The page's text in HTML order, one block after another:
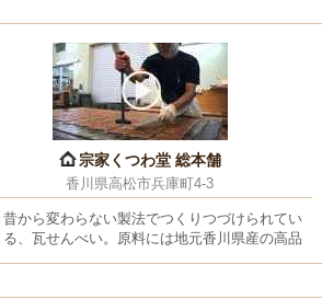
宗家くつわ堂 総本舗
香川県高松市兵庫町4-3
昔から変わらない製法でつくりつづけられてい
る、瓦せんべい。原料には地元香川県産の­高品